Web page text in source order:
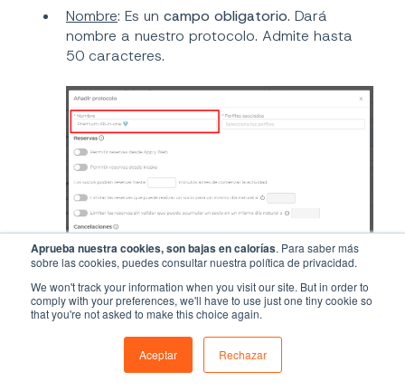
Aprueba nuestra cookies, son bajas en calorías. Para saber más
sobre las cookies, puedes consultar nuestra política de privacidad.
We won't track your information when you visit our site. But in order to
comply with your preferences, we'll have to use just one tiny cookie so
that you're not asked to make this choice again.
Aceptar Rechazar
Nombre: Es un campo obligatorio. Dará
nombre a nuestro protocolo. Admite hasta
50 caracteres.
Perfiles asociados : Es uncampo obligatorio